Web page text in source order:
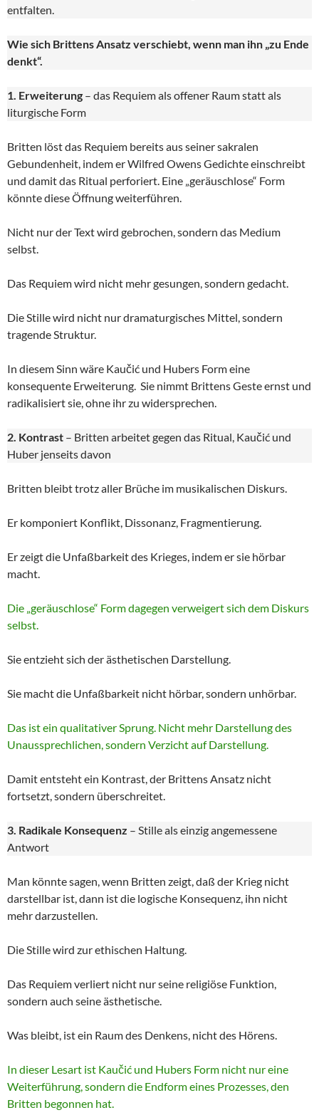
entfalten.
Wie sich Brittens Ansatz verschiebt, wenn man ihn „zu Ende
denkt“.
1. Erweiterung – das Requiem als offener Raum statt als
liturgische Form
Britten löst das Requiem bereits aus seiner sakralen
Gebundenheit, indem er Wilfred Owens Gedichte einschreibt
und damit das Ritual perforiert. Eine „geräuschlose“ Form
könnte diese Öffnung weiterführen.
Nicht nur der Text wird gebrochen, sondern das Medium
selbst.
Das Requiem wird nicht mehr gesungen, sondern gedacht.
Die Stille wird nicht nur dramaturgisches Mittel, sondern
tragende Struktur.
In diesem Sinn wäre Kaučić und Hubers Form eine
konsequente Erweiterung. Sie nimmt Brittens Geste ernst und
radikalisiert sie, ohne ihr zu widersprechen.
2. Kontrast – Britten arbeitet gegen das Ritual, Kaučić und
Huber jenseits davon
Britten bleibt trotz aller Brüche im musikalischen Diskurs.
Er komponiert Konflikt, Dissonanz, Fragmentierung.
Er zeigt die Unfaßbarkeit des Krieges, indem er sie hörbar
macht.
Die „geräuschlose“ Form dagegen verweigert sich dem Diskurs
selbst.
Sie entzieht sich der ästhetischen Darstellung.
Sie macht die Unfaßbarkeit nicht hörbar, sondern unhörbar.
Das ist ein qualitativer Sprung. Nicht mehr Darstellung des
Unaussprechlichen, sondern Verzicht auf Darstellung.
Damit entsteht ein Kontrast, der Brittens Ansatz nicht
fortsetzt, sondern überschreitet.
3. Radikale Konsequenz – Stille als einzig angemessene
Antwort
Man könnte sagen, wenn Britten zeigt, daß der Krieg nicht
darstellbar ist, dann ist die logische Konsequenz, ihn nicht
mehr darzustellen.
Die Stille wird zur ethischen Haltung.
Das Requiem verliert nicht nur seine religiöse Funktion,
sondern auch seine ästhetische.
Was bleibt, ist ein Raum des Denkens, nicht des Hörens.
In dieser Lesart ist Kaučić und Hubers Form nicht nur eine
Weiterführung, sondern die Endform eines Prozesses, den
Britten begonnen hat.